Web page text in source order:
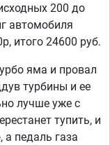
200 до
автомобиля
итого 24600 руб.
яма и провал
турбины и ее
лучше уже с
тупить, и
а педаль газа